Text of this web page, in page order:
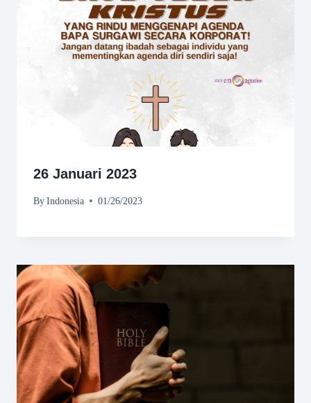
26 Januari 2023
By Indonesia 01/26/2023